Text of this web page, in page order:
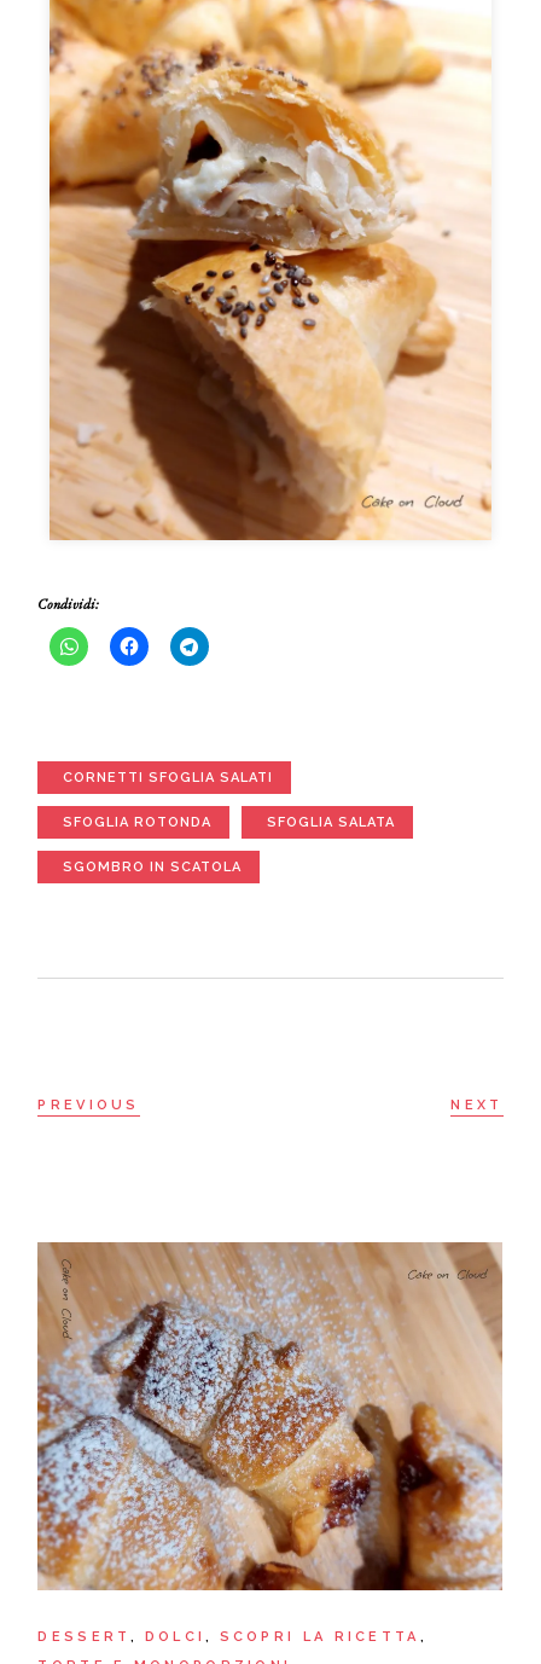
Condividi:
CORNETTI SFOGLIA SALATI
SFOGLIA ROTONDA SFOGLIA SALATA
SGOMBRO IN SCATOLA
PREVIOUS NEXT
DESSERT DOLCI
SCOPRI LA RICETTA